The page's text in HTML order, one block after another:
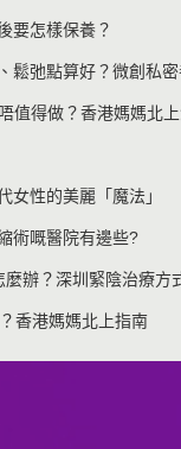
要怎樣保養？
鬆弛點算好？微創私
值得做？香港媽媽北
女性的美麗「魔法」
術嘅醫院有邊些?
麼辦？深圳緊陰治療方
香港媽媽北上指南